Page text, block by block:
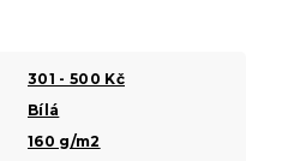
301 - 500 Kč
Bílá
160 g/m2